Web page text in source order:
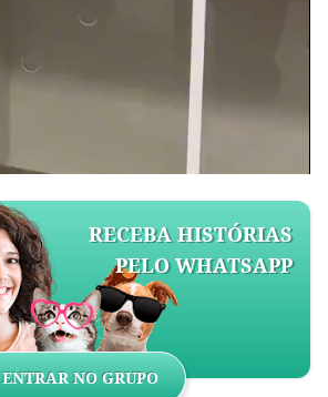
RECEBA HISTÓRIAS
PELO WHATSAPP
ENTRAR NO GRUPO